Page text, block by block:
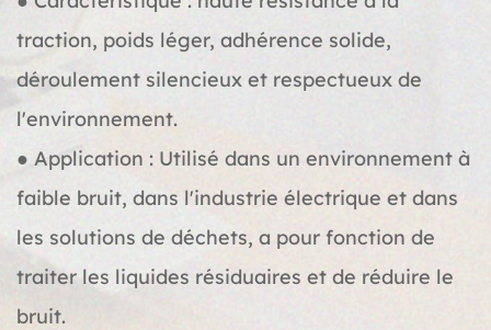
traction, poids léger, adhérence solide,
déroulement silencieux et respectueux de
l'environnement.
● Application : Utilisé dans un environnement à
faible bruit, dans l'industrie électrique et dans
les solutions de déchets, a pour fonction de
traiter les liquides résiduaires et de réduire le
bruit.